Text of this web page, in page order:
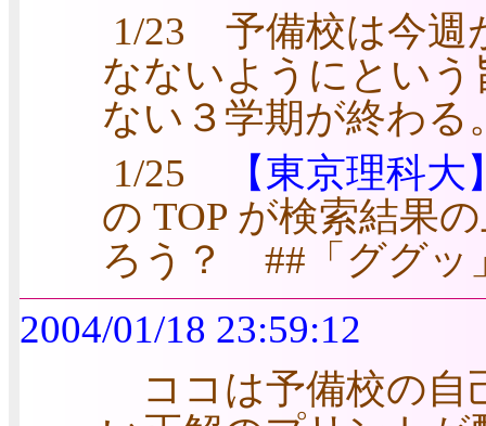
1/23 予備校は今週
なないようにとい
ない３学期が終わる
1/25
【東京理科大
の TOP が検索結果
ろう？ ##「ググッ
2004/01/18 23:59:12
ココは予備校の自